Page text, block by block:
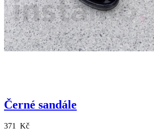
Černé sandále
371 Kč